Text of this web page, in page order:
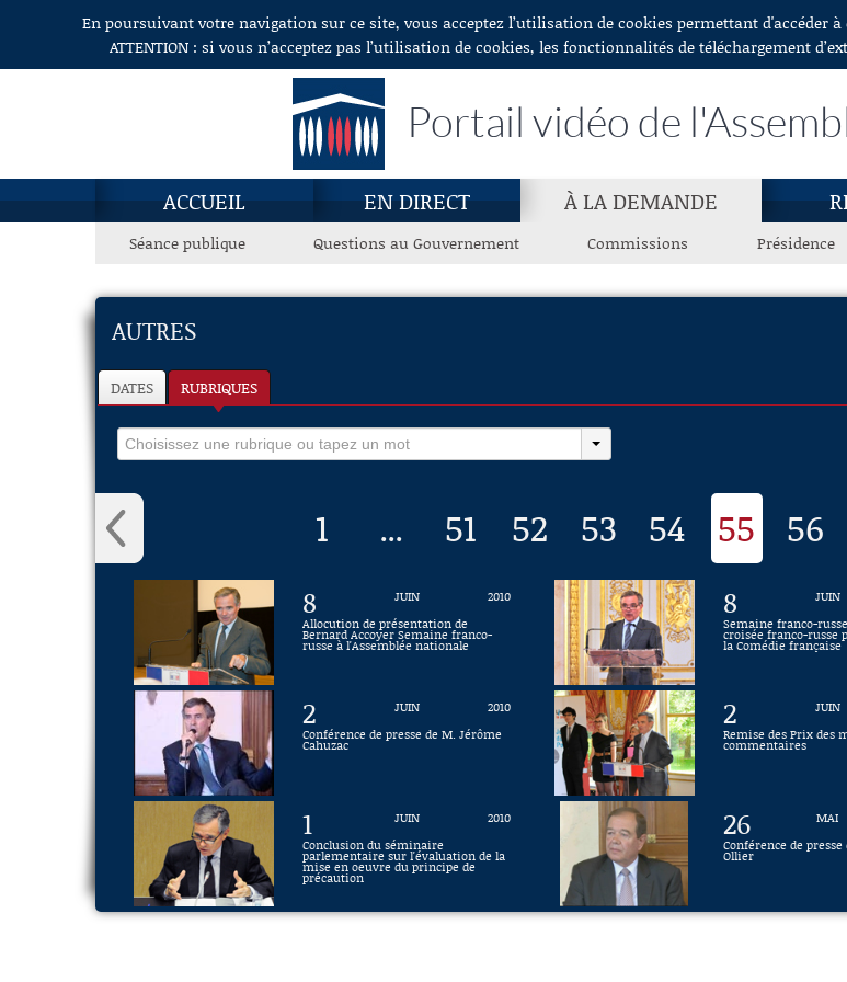
Aller au contenuEn poursuivant votre navigation sur ce site, vous acceptez l’utilisation de cookies permettant
ATTENTION : si vous n’acceptez pas l’utilisation de cookies, les fonctionnalités de téléchargement
Portail vidéo de
ACCUEIL EN DIRECT À LA DEMANDE
Séance publique Questions au Gouvernement Commissions Présidence
AUTRES
DATES RUBRIQUES
1 ... 51 52 53 54 55 56
8 JUIN
2010
Allocution de présentation de
Bernard Accoyer Semaine franco-
russe à l'Assemblée nationale
8 JUIN
Semaine franco-
croisée franco-russe
la Comédie française
2 JUIN
2010
Conférence de presse de M. Jérôme
Cahuzac
2 JUIN
Remise des Prix des
commentaires
1 JUIN
2010
Conclusion du séminaire
parlementaire sur l'évaluation de la
mise en oeuvre du principe de
précaution
26 MAI
Conférence de
Ollier